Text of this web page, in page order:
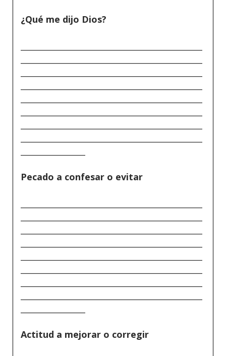
¿Qué me dijo Dios?
Pecado a confesar o evitar
Actitud a mejorar o corregir